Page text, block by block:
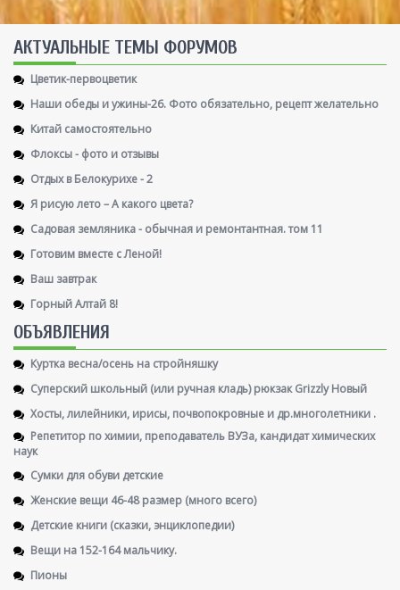
AКТУАЛЬНЫЕ ТЕМЫ ФОРУМОВ
Цветик-первоцветик
Наши обеды и ужины-26. Фото обязательно, рецепт желательно
Китай самостоятельно
Флоксы - фото и отзывы
Отдых в Белокурихе - 2
Я рисую лето – А какого цвета?
Садовая земляника - обычная и ремонтантная. том 11
Готовим вместе с Леной!
Ваш завтрак
Горный Алтай 8!
ОБЪЯВЛЕНИЯ
Куртка весна/осень на стройняшку
Суперский школьный (или ручная кладь) рюкзак Grizzly Новый
Хосты, лилейники, ирисы, почвопокровные и др.многолетники .
Репетитор по химии, преподаватель ВУЗа, кандидат химических
наук
Сумки для обуви детские
Женские вещи 46-48 размер (много всего)
Детские книги (сказки, энциклопедии)
Вещи на 152-164 мальчику.
Пионы